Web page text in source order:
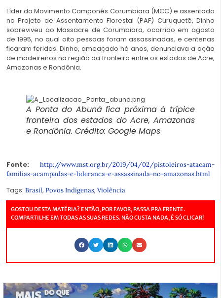
Líder do Movimento Camponês Corumbiara (MCC) e assentado
no Projeto de Assentamento Florestal (PAF) Curuquetê, Dinho
sobreviveu ao Massacre de Corumbiara, ocorrido em agosto
de 1995, no qual oito pessoas foram assassinadas, e centenas
ficaram feridas. Dinho, ameaçado há anos, denunciava a ação
de madeireiros na região da fronteira entre os estados de Acre,
Amazonas e Rondônia.
A Ponta do Abunã fica próxima à trípice
fronteira dos estados do Acre, Amazonas
e Rondônia. Crédito: Google Maps
Fonte: http://www.mst.org.br/2019/04/02/pistoleiros-atacam-
familias-acampadas-e-lideranca-e-assassinada-no-amazonas.html
Tags: Brasil, Povos Indígenas, Violência
GOSTOU DESTA MATÉRIA? ENTÃO, POR FAVOR, PASSA PRA FRENTE.
COMPARTILHE EM TODAS AS SUAS REDES. NÃO CUSTA NADA, É SÓ CLICAR!